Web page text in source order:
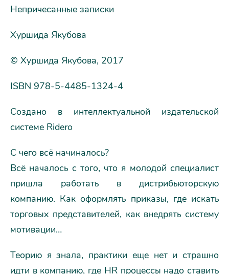
Непричесанные записки
Хуршида Якубова
© Хуршида Якубова, 2017
ISBN 978-5-4485-1324-4
Создано в интеллектуальной издательской
системе Ridero
С чего всё начиналось?
Всё началось с того, что я молодой специалист
пришла работать в дистрибьюторскую
компанию. Как оформлять приказы, где искать
торговых представителей, как внедрять систему
мотивации…
Теорию я знала, практики еще нет и страшно
идти в компанию, где HR процессы надо ставить